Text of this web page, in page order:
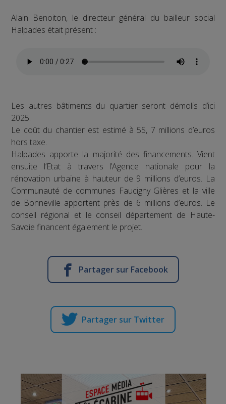
Alain Benoiton, le directeur général du bailleur social
Halpades était présent :
Les autres bâtiments du quartier seront démolis d’ici
2025.
Le coût du chantier est estimé à 55, 7 millions d’euros
hors taxe.
Halpades apporte la majorité des financements. Vient
ensuite l’Etat à travers l’Agence nationale pour la
rénovation urbaine à hauteur de 9 millions d’euros. La
Communauté de communes Faucigny Glières et la ville
de Bonneville apportent près de 6 millions d’euros. Le
conseil régional et le conseil département de Haute-
Savoie financent également le projet.
Partager sur Facebook
Partager sur Twitter